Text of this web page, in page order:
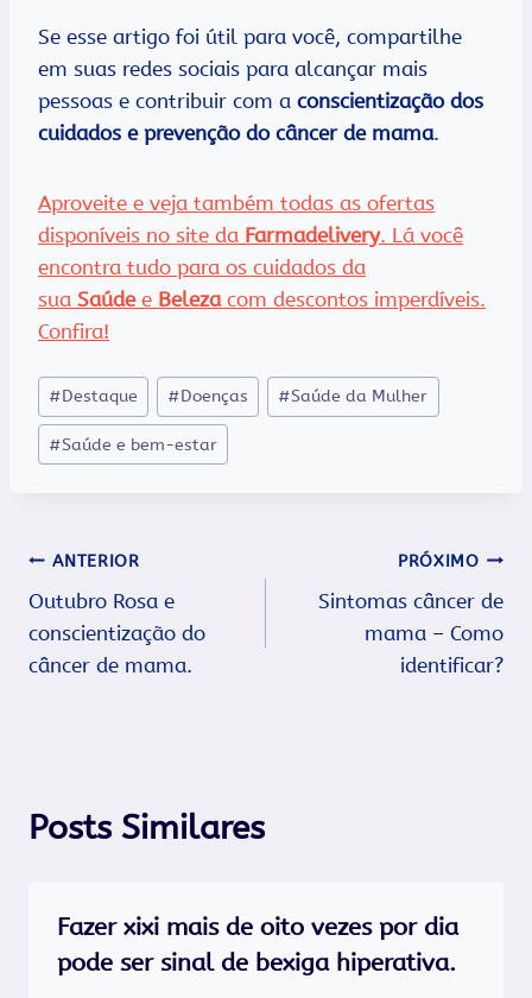
Se esse artigo foi útil para você, compartilhe
em suas redes sociais para alcançar mais
pessoas e contribuir com a conscientização dos
cuidados e prevenção do câncer de mama.
Aproveite e veja também todas as ofertas
disponíveis no site da Farmadelivery. Lá você
encontra tudo para os cuidados da
sua Saúde e Belezacom descontos imperdíveis.
Confira!
Tags
do
Post:
#Destaque #Doenças #Saúde da Mulher
#Saúde e bem-estar
Navegação
de
Post
ANTERIOR
Outubro Rosa e
conscientização do
câncer de mama.
PRÓXIMO
Sintomas câncer de
mama – Como
identificar?
Posts Similares
Fazer xixi mais de oito vezes por dia
pode ser sinal de bexiga hiperativa.